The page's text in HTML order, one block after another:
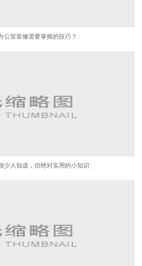
公室装修需要掌握的技巧？
少人知道，但绝对实用的小知识